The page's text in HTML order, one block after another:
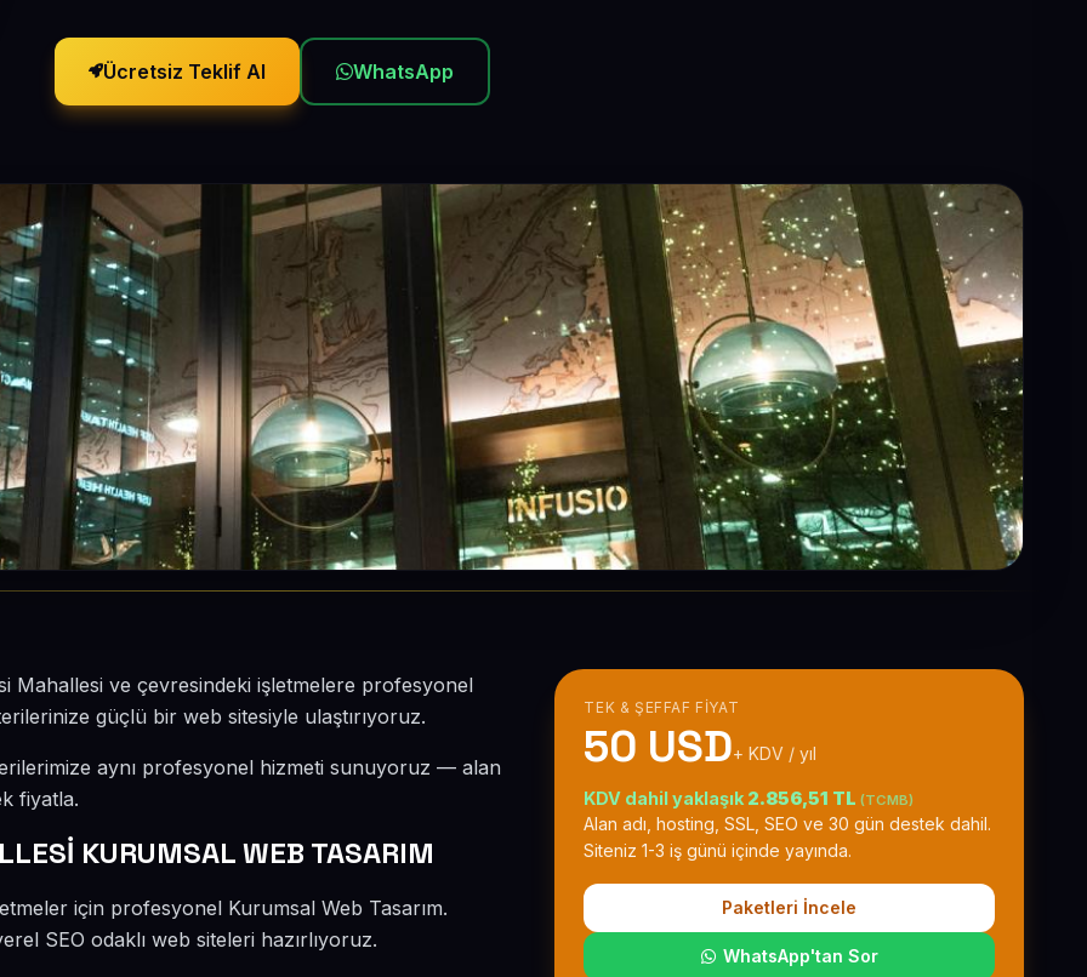
Ücretsiz Teklif Al WhatsApp
Mahallesi ve çevresindeki işletmelere profesyonel
güçlü bir web sitesiyle ulaştırıyoruz.
aynı profesyonel hizmeti sunuyoruz — alan
fiyatla.
KURUMSAL WEB TASARIM
için profesyonel Kurumsal Web Tasarım.
SEO odaklı web siteleri hazırlıyoruz.
TEK & ŞEFFAF FIYAT
50 USD+ KDV / yıl
KDV dahil yaklaşık 2.856,51 TL (TCMB)
Alan adı, hosting, SSL, SEO ve 30 gün destek dahil.
Siteniz 1-3 iş günü içinde yayında.
Paketleri İncele
WhatsApp'tan Sor